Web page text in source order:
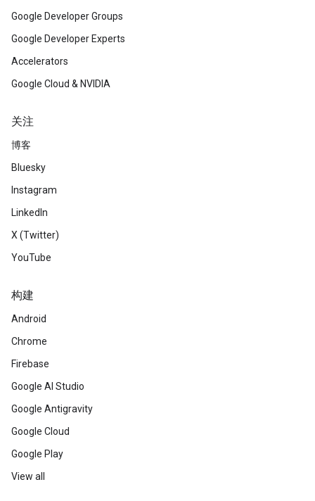
Google Developer Groups
Google Developer Experts
Accelerators
Google Cloud & NVIDIA
关注
博客
Bluesky
Instagram
LinkedIn
X (Twitter)
YouTube
构建
Android
Chrome
Firebase
Google AI Studio
Google Antigravity
Google Cloud
Google Play
View all